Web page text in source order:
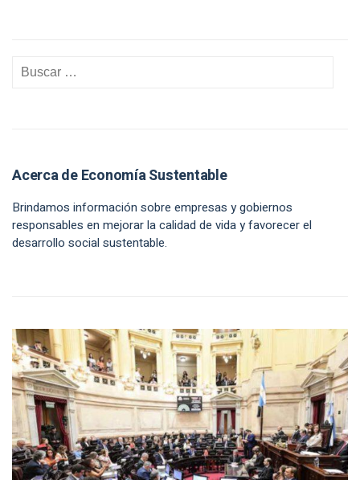
Acerca de Economía Sustentable
Brindamos información sobre empresas y gobiernos
responsables en mejorar la calidad de vida y favorecer el
desarrollo social sustentable.